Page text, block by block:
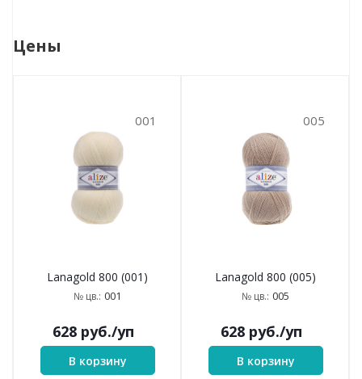
Цены
001
Lanagold 800 (001)
№ цв.: 001
628 руб./уп
В корзину
005
Lanagold 800 (005)
№ цв.: 005
628 руб./уп
В корзину